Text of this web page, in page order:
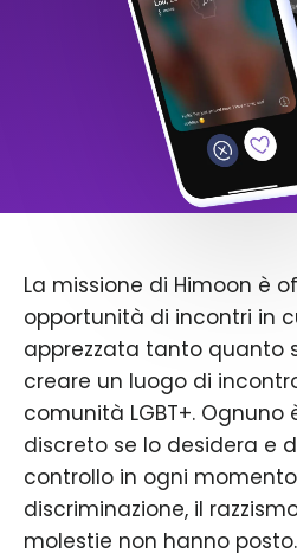
La missione di Himoon è
opportunità di incontri in
apprezzata tanto quanto
creare un luogo di
comunità LGBT+.
discreto se lo desidera e
controllo in ogni
discriminazione, il
molestie non hanno